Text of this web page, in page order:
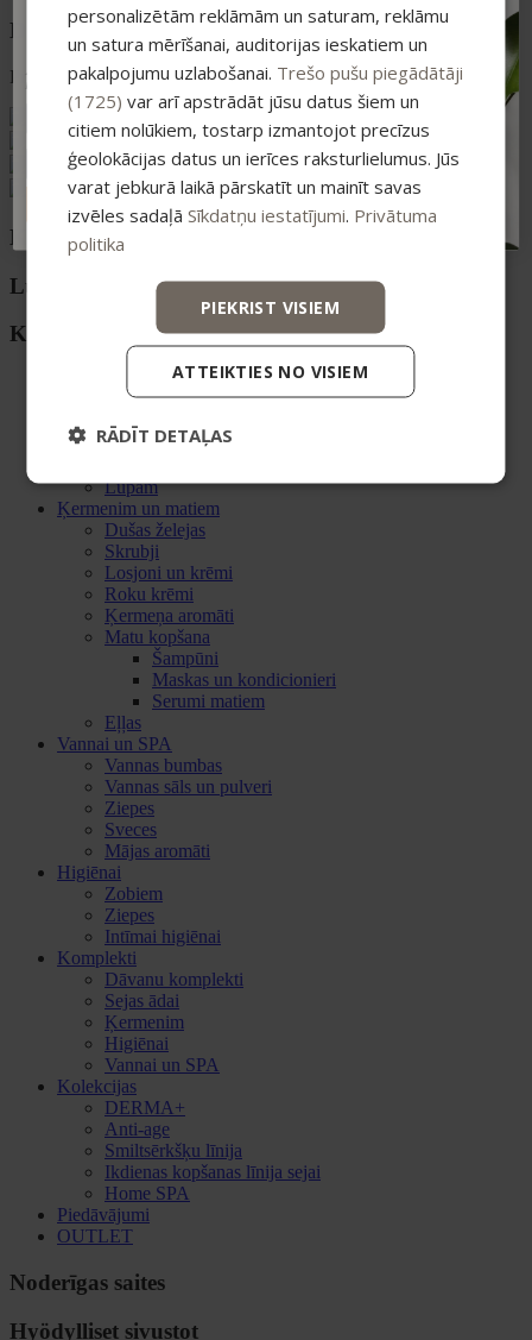
Darba laiks
Pr. – Pt. 08:00 – 16:30
Kategorijas
Luokat
Kategorier
Attīrītāji un toniki
Serumi
Sejas krēmi
Lūpām
Ķermenim un matiem
Dušas želejas
Skrubji
Losjoni un krēmi
Roku krēmi
Ķermeņa aromāti
Matu kopšana
Šampūni
Maskas un kondicionieri
Serumi matiem
Eļļas
Vannai un SPA
Vannas bumbas
Vannas sāls un pulveri
Ziepes
Sveces
Mājas aromāti
Higiēnai
Zobiem
Ziepes
Intīmai higiēnai
Komplekti
Dāvanu komplekti
Sejas ādai
Ķermenim
Higiēnai
Vannai un SPA
Kolekcijas
DERMA+
Anti-age
Smiltsērkšķu līnija
Ikdienas kopšanas līnija sejai
Home SPA
Piedāvājumi
OUTLET
Noderīgas saites
Hyödylliset sivustot
personalizētām reklāmām un saturam, reklāmu
un satura mērīšanai, auditorijas ieskatiem un
pakalpojumu uzlabošanai. Trešo pušu piegādātāji
(1725) var arī apstrādāt jūsu datus šiem un
citiem nolūkiem, tostarp izmantojot precīzus
ģeolokācijas datus un ierīces raksturlielumus. Jūs
varat jebkurā laikā pārskatīt un mainīt savas
izvēles sadaļāSīkdatņu iestatījumi. Privātuma
politika
PIEKRIST VISIEM
ATTEIKTIES NO VISIEM
RĀDĪT DETAĻAS
Pieraksties jaunumiem un saņem īpašu
atlaidi savam pirmajam pasūtījumam.
Atlaide summējas ar esošajiem piedāvājumiem
pirkumiem virs 25 €
ABONĒT